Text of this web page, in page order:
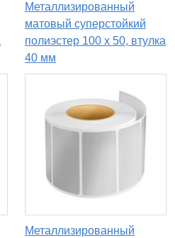
Металлизированный
матовый суперстойкий
полиэстер 100 x 50, втулка
40 мм
Металлизированный